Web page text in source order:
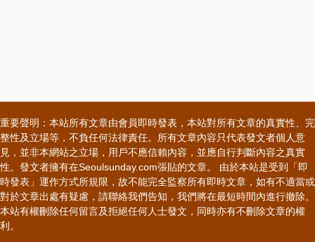
重要聲明：本站所有文章由會員即時發表，本站對所有文章的真實性、完
整性及立場等，不負任何法律責任。所有文章內容只代表發文者個人意
見，並非本網站之立場，用戶不應信賴內容，並應自行判斷內容之真實
性。發文者擁有在Seoulsunday.com張貼的文章。 由於本站是受到「即
時發表」運作方式所規限，故不能完全監察所有即時文章，如有不適當或
對於文章出處有疑慮，請聯絡我們告知，我們將在最短時間內進行撤除。
本站有權刪除任何留言及拒絕任何人士發文，同時亦有不刪除文章的權
利。